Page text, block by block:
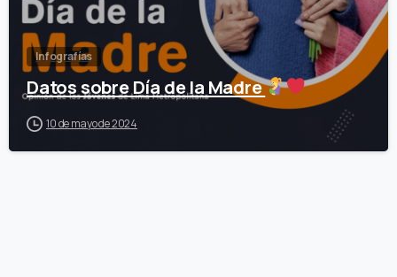
Infografías
Datos sobre Día de la Madre
10 de mayo de 2024